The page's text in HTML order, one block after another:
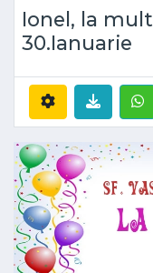
Ionel, la
30.Ianuarie